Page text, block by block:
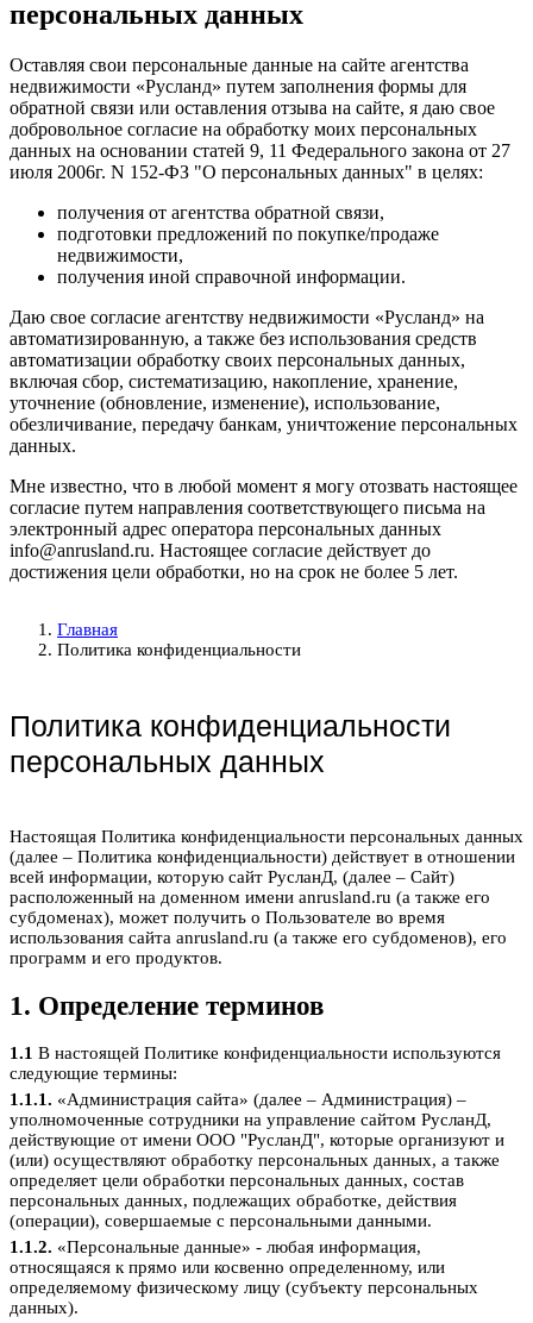
персональных данных
Оставляя свои персональные данные на сайте агентства
недвижимости «Русланд» путем заполнения формы для
обратной связи или оставления отзыва на сайте, я даю свое
добровольное согласие на обработку моих персональных
данных на основании статей 9, 11 Федерального закона от 27
июля 2006г. N 152-ФЗ "О персональных данных" в целях:
получения от агентства обратной связи,
подготовки предложений по покупке/продаже
недвижимости,
получения иной справочной информации.
Даю свое согласие агентству недвижимости «Русланд» на
автоматизированную, а также без использования средств
автоматизации обработку своих персональных данных,
включая сбор, систематизацию, накопление, хранение,
уточнение (обновление, изменение), использование,
обезличивание, передачу банкам, уничтожение персональных
данных.
Мне известно, что в любой момент я могу отозвать настоящее
согласие путем направления соответствующего письма на
электронный адрес оператора персональных данных
info@anrusland.ru. Настоящее согласие действует до
достижения цели обработки, но на срок не более 5 лет.
Главная
Политика конфиденциальности
Политика конфиденциальности
персональных данных
Настоящая Политика конфиденциальности персональных данных
(далее – Политика конфиденциальности) действует в отношении
всей информации, которую сайт РусланД, (далее – Сайт)
расположенный на доменном имени anrusland.ru (а также его
субдоменах), может получить о Пользователе во время
использования сайта anrusland.ru (а также его субдоменов), его
программ и его продуктов.
1. Определение терминов
1.1 В настоящей Политике конфиденциальности используются
следующие термины:
1.1.1. «Администрация сайта» (далее – Администрация) –
уполномоченные сотрудники на управление сайтом РусланД,
действующие от имени ООО "РусланД", которые организуют и
(или) осуществляют обработку персональных данных, а также
определяет цели обработки персональных данных, состав
персональных данных, подлежащих обработке, действия
(операции), совершаемые с персональными данными.
1.1.2. «Персональные данные» - любая информация,
относящаяся к прямо или косвенно определенному, или
определяемому физическому лицу (субъекту персональных
данных).